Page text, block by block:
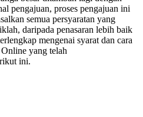
pengajuan, proses pengajuan ini
semua persyaratan yang
daripada penasaran lebih baik
mengenai syarat dan cara
yang telah
ini.